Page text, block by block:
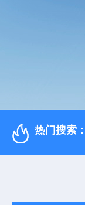
热门搜索：